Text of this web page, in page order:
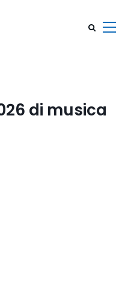
di musica